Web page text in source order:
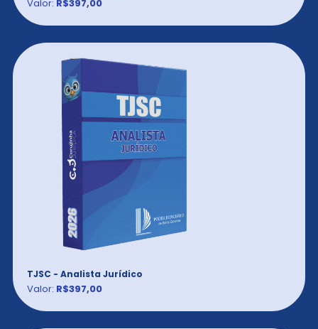
Valor: R$397,00
TJSC - Analista Jurídico
Valor: R$397,00